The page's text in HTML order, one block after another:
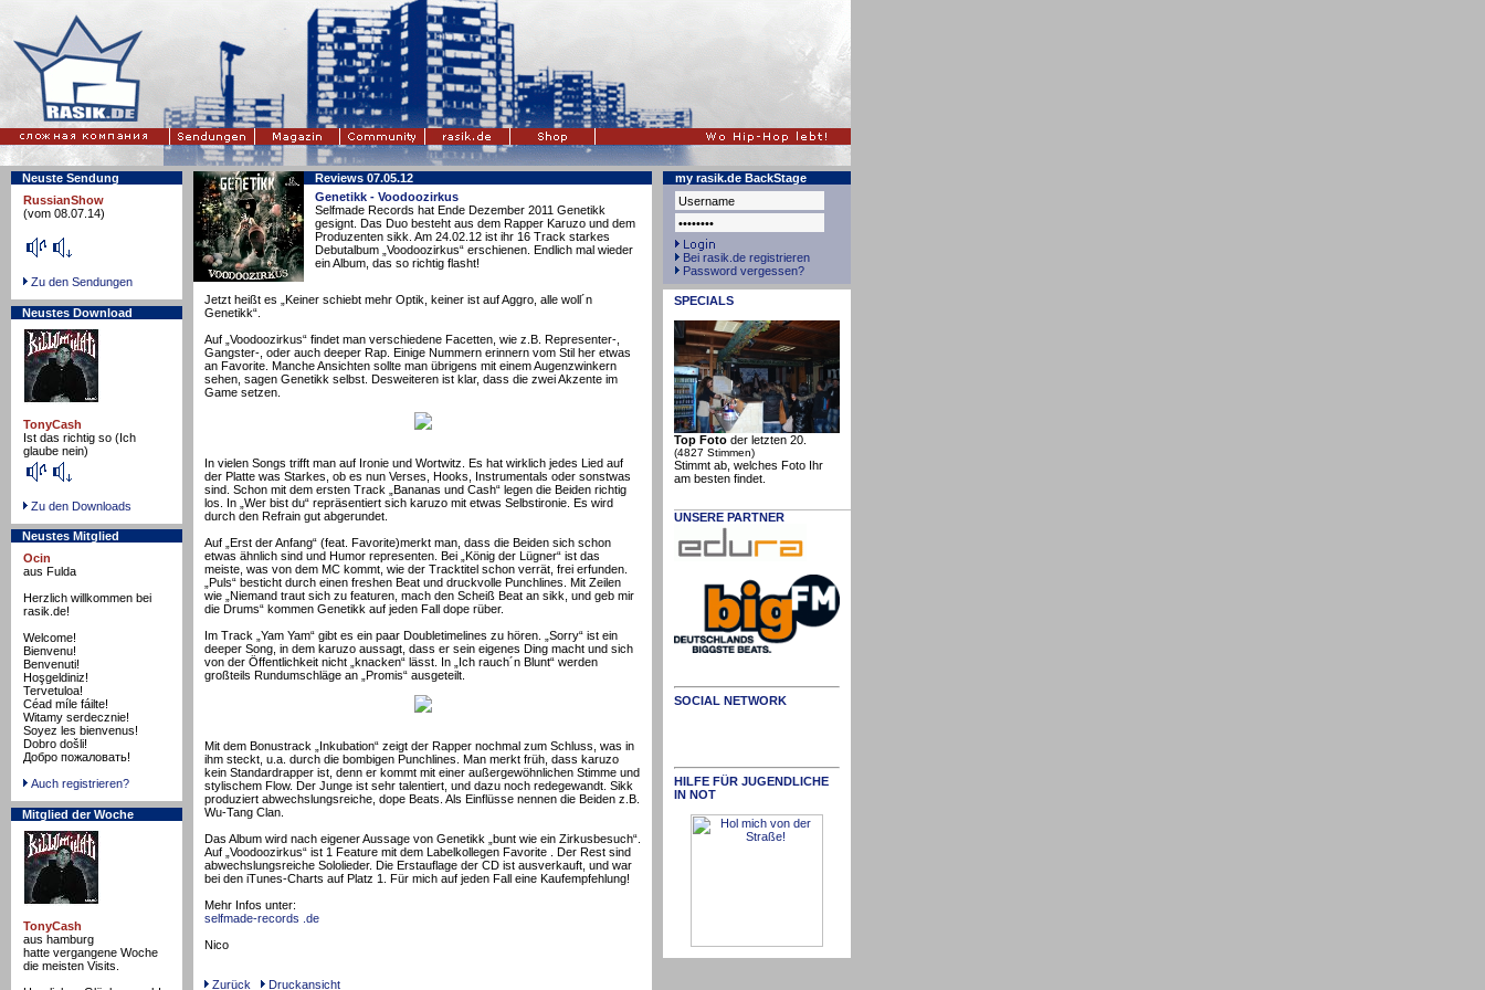
Neuste Sendung
RussianShow
(vom 08.07.14)
Zu den Sendungen
Neustes Download
TonyCash
Ist das richtig so (Ich
glaube nein)
Zu den Downloads
Neustes Mitglied
Ocin
aus Fulda
Herzlich willkommen bei
rasik.de!
Welcome!
Bienvenu!
Benvenuti!
Hoşgeldiniz!
Tervetuloa!
Céad míle fáilte!
Witamy serdecznie!
Soyez les bienvenus!
Dobro došli!
Добро пожаловать!
Auch registrieren?
Mitglied der Woche
TonyCash
aus hamburg
hatte vergangene Woche
die meisten Visits.
Reviews 07.05.12
Genetikk - Voodoozirkus
Selfmade Records hat Ende Dezember 2011 Genetikk
gesignt. Das Duo besteht aus dem Rapper Karuzo und dem
Produzenten sikk. Am 24.02.12 ist ihr 16 Track starkes
Debutalbum „Voodoozirkus“ erschienen. Endlich mal wieder
ein Album, das so richtig flasht!
Jetzt heißt es „Keiner schiebt mehr Optik, keiner ist auf Aggro, alle woll´n
Genetikk“.
Auf „Voodoozirkus“ findet man verschiedene Facetten, wie z.B. Representer-,
Gangster-, oder auch deeper Rap. Einige Nummern erinnern vom Stil her etwas
an Favorite. Manche Ansichten sollte man übrigens mit einem Augenzwinkern
sehen, sagen Genetikk selbst. Desweiteren ist klar, dass die zwei Akzente im
Game setzen.
In vielen Songs trifft man auf Ironie und Wortwitz. Es hat wirklich jedes Lied auf
der Platte was Starkes, ob es nun Verses, Hooks, Instrumentals oder sonstwas
sind. Schon mit dem ersten Track „Bananas und Cash“ legen die Beiden richtig
los. In „Wer bist du“ repräsentiert sich karuzo mit etwas Selbstironie. Es wird
durch den Refrain gut abgerundet.
Auf „Erst der Anfang“ (feat. Favorite)merkt man, dass die Beiden sich schon
etwas ähnlich sind und Humor representen. Bei „König der Lügner“ ist das
meiste, was von dem MC kommt, wie der Tracktitel schon verrät, frei erfunden.
„Puls“ besticht durch einen freshen Beat und druckvolle Punchlines. Mit Zeilen
wie „Niemand traut sich zu featuren, mach den Scheiß Beat an sikk, und geb mir
die Drums“ kommen Genetikk auf jeden Fall dope rüber.
Im Track „Yam Yam“ gibt es ein paar Doubletimelines zu hören. „Sorry“ ist ein
deeper Song, in dem karuzo aussagt, dass er sein eigenes Ding macht und sich
von der Öffentlichkeit nicht „knacken“ lässt. In „Ich rauch´n Blunt“ werden
großteils Rundumschläge an „Promis“ ausgeteilt.
Mit dem Bonustrack „Inkubation“ zeigt der Rapper nochmal zum Schluss, was in
ihm steckt, u.a. durch die bombigen Punchlines. Man merkt früh, dass karuzo
kein Standardrapper ist, denn er kommt mit einer außergewöhnlichen Stimme und
stylischem Flow. Der Junge ist sehr talentiert, und dazu noch redegewandt. Sikk
produziert abwechslungsreiche, dope Beats. Als Einflüsse nennen die Beiden z.B.
Wu-Tang Clan.
Das Album wird nach eigener Aussage von Genetikk „bunt wie ein Zirkusbesuch“.
Auf „Voodoozirkus“ ist 1 Feature mit dem Labelkollegen Favorite . Der Rest sind
abwechslungsreiche Sololieder. Die Erstauflage der CD ist ausverkauft, und war
bei den iTunes-Charts auf Platz 1. Für mich auf jeden Fall eine Kaufempfehlung!
Mehr Infos unter:
selfmade-records .de
Nico
Zurück Druckansicht
my rasik.de BackStage
Bei rasik.de registrieren
Password vergessen?
SPECIALS
Top Foto der letzten 20.
(4827 Stimmen)
Stimmt ab, welches Foto Ihr
am besten findet.
UNSERE PARTNER
SOCIAL NETWORK
HILFE FÜR JUGENDLICHE
IN NOT